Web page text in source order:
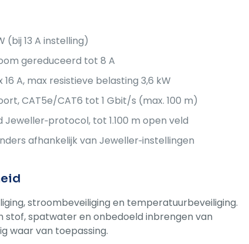
(bij 13 A instelling)
gereduceerd tot 8 A
16 A, max resistieve belasting 3,6 kW
CAT5e/CAT6 tot 1 Gbit/s (max. 100 m)
tot 1.100 m open veld
afhankelijk van Jeweller‑instellingen
stroombeveiliging en temperatuurbeveiliging.
stof, spatwater en onbedoeld inbrengen van
waar van toepassing.